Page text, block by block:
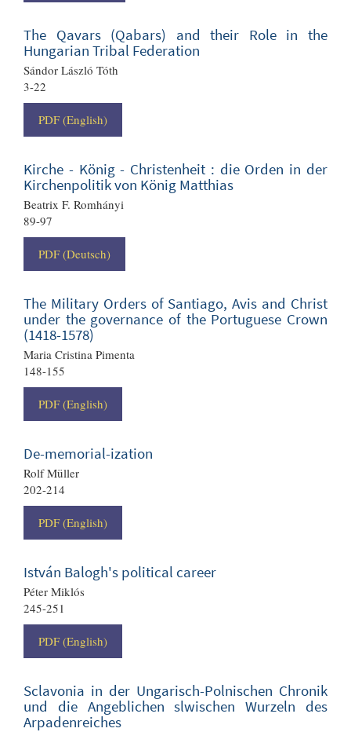
The Qavars (Qabars) and their Role in the
Hungarian Tribal Federation
Sándor László Tóth
3-22
PDF (English)
Kirche - König - Christenheit : die Orden in der
Kirchenpolitik von König Matthias
Beatrix F. Romhányi
89-97
PDF (Deutsch)
The Military Orders of Santiago, Avis and Christ
under the governance of the Portuguese Crown
(1418-1578)
Maria Cristina Pimenta
148-155
PDF (English)
De-memorial-ization
Rolf Müller
202-214
PDF (English)
István Balogh's political career
Péter Miklós
245-251
PDF (English)
Sclavonia in der Ungarisch-Polnischen Chronik
und die Angeblichen slwischen Wurzeln des
Arpadenreiches